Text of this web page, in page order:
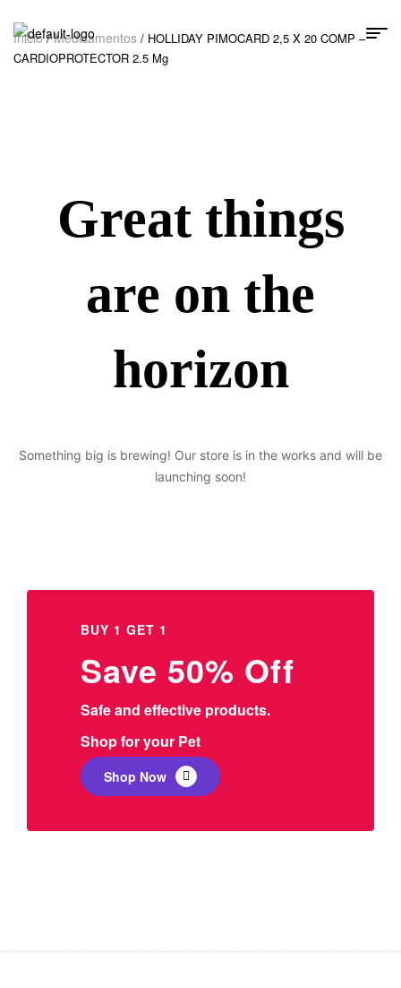
Inicio/Medicamentos / HOLLIDAY PIMOCARD 2,5 X 20 COMP –
CARDIOPROTECTOR 2.5 Mg
Great things
are on the
horizon
Something big is brewing! Our store is in the works and will be
launching soon!
BUY 1 GET 1
Save 50% Off
Safe and effective products.
Shop for your Pet
Shop Now